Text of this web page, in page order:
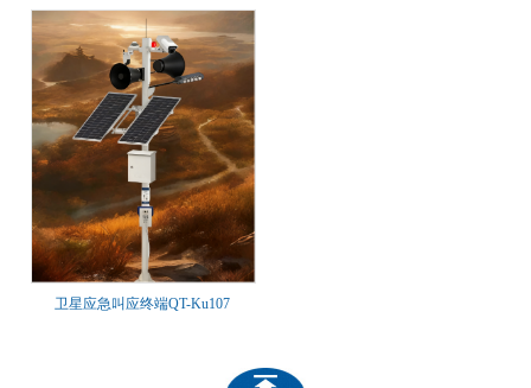
卫星应急叫应终端QT-Ku107